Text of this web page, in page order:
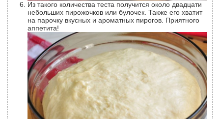
Из такого количества теста получится около двадцати
небольших пирожочков или булочек. Также его хватит
на парочку вкусных и ароматных пирогов. Приятного
аппетита!